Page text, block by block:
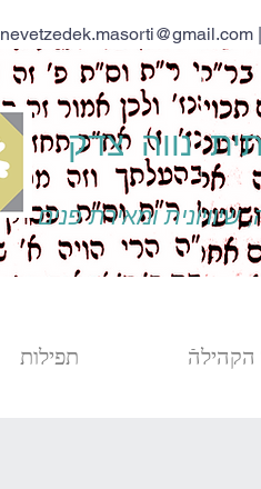
nevetzedek.masorti@gmail.com
נווה צדק
ומאירת פנים
הקהילהֿ תפילות